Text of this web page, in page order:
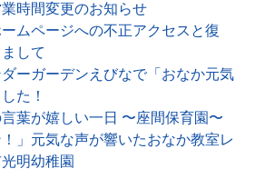
時間変更のお知らせ
ームページへの不正アクセスと復
して
ダーガーデンえびなで「おなか元気
た！
言葉が嬉しい一日 〜座間保育園〜
！」元気な声が響いたおなか教室レ
明幼稚園